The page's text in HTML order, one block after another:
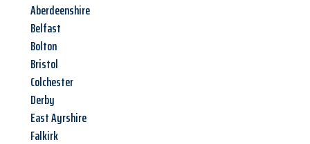
Aberdeenshire
Belfast
Bolton
Bristol
Colchester
Derby
East Ayrshire
Falkirk